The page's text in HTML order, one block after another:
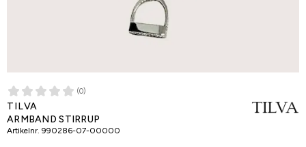
(0)
TILVA
ARMBAND STIRRUP
Artikelnr. 990286-07-00000